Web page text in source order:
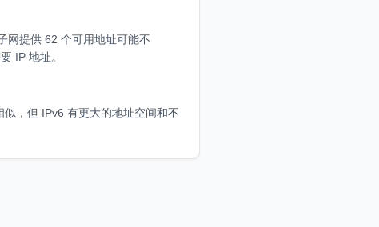
网提供 62 个可用地址可能不
IP 地址。
，但 IPv6 有更大的地址空间和不